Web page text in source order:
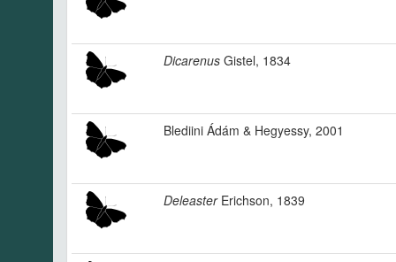
Dicarenus Gistel, 1834
Blediini Ádám & Hegyessy, 2001
DeleasterErichson, 1839